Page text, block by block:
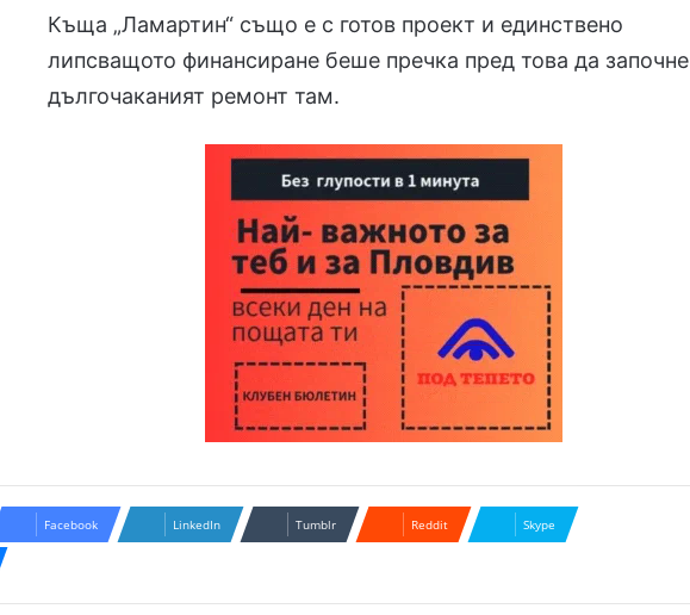
Къща „Ламартин“ също е с готов проект и единствено
липсващото финансиране беше пречка пред това да започне
дългочаканият ремонт там.
Facebook LinkedIn Tumblr Reddit Skype